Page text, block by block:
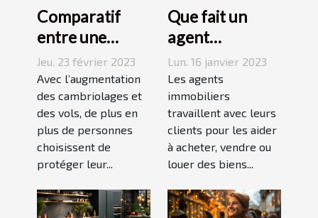
Comparatif
entre une
agence sécurité
et un système
d’alarme
Jeu. 23 février 2023
Avec l’augmentation
des cambriolages et
des vols, de plus en
plus de personnes
choisissent de
protéger leur...
Que fait un
agent
immobilier ?
Lun. 16 janvier 2023
Les agents
immobiliers
travaillent avec leurs
clients pour les aider
à acheter, vendre ou
louer des biens...